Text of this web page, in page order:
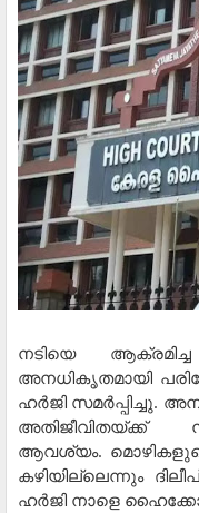
നടിയെ
അനധികൃതമായി
ഹർജി സമർപ്പിച്ചു.
അതിജീവിതയ്ക്ക്
ആവശ്യം.
കഴിയില്ലെന്നും
ഹർജി നാളെ